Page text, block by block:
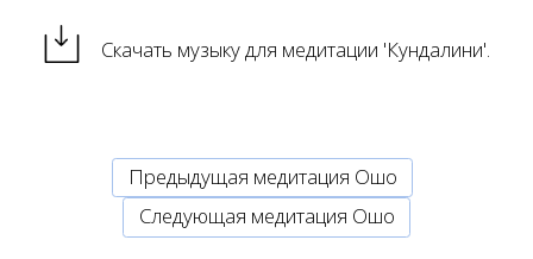
Скачать музыку для медитации 'Кундалини'.
Предыдущая медитация Ошо
Cледующая медитация Ошо